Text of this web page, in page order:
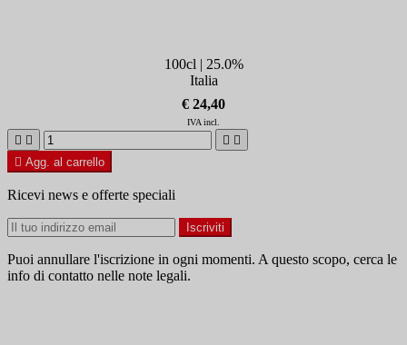
100cl | 25.0%
Italia
€ 24,40
IVA incl.
   
 Agg. al carrello
Ricevi news e offerte speciali
Puoi annullare l'iscrizione in ogni momenti. A questo scopo, cerca le
info di contatto nelle note legali.